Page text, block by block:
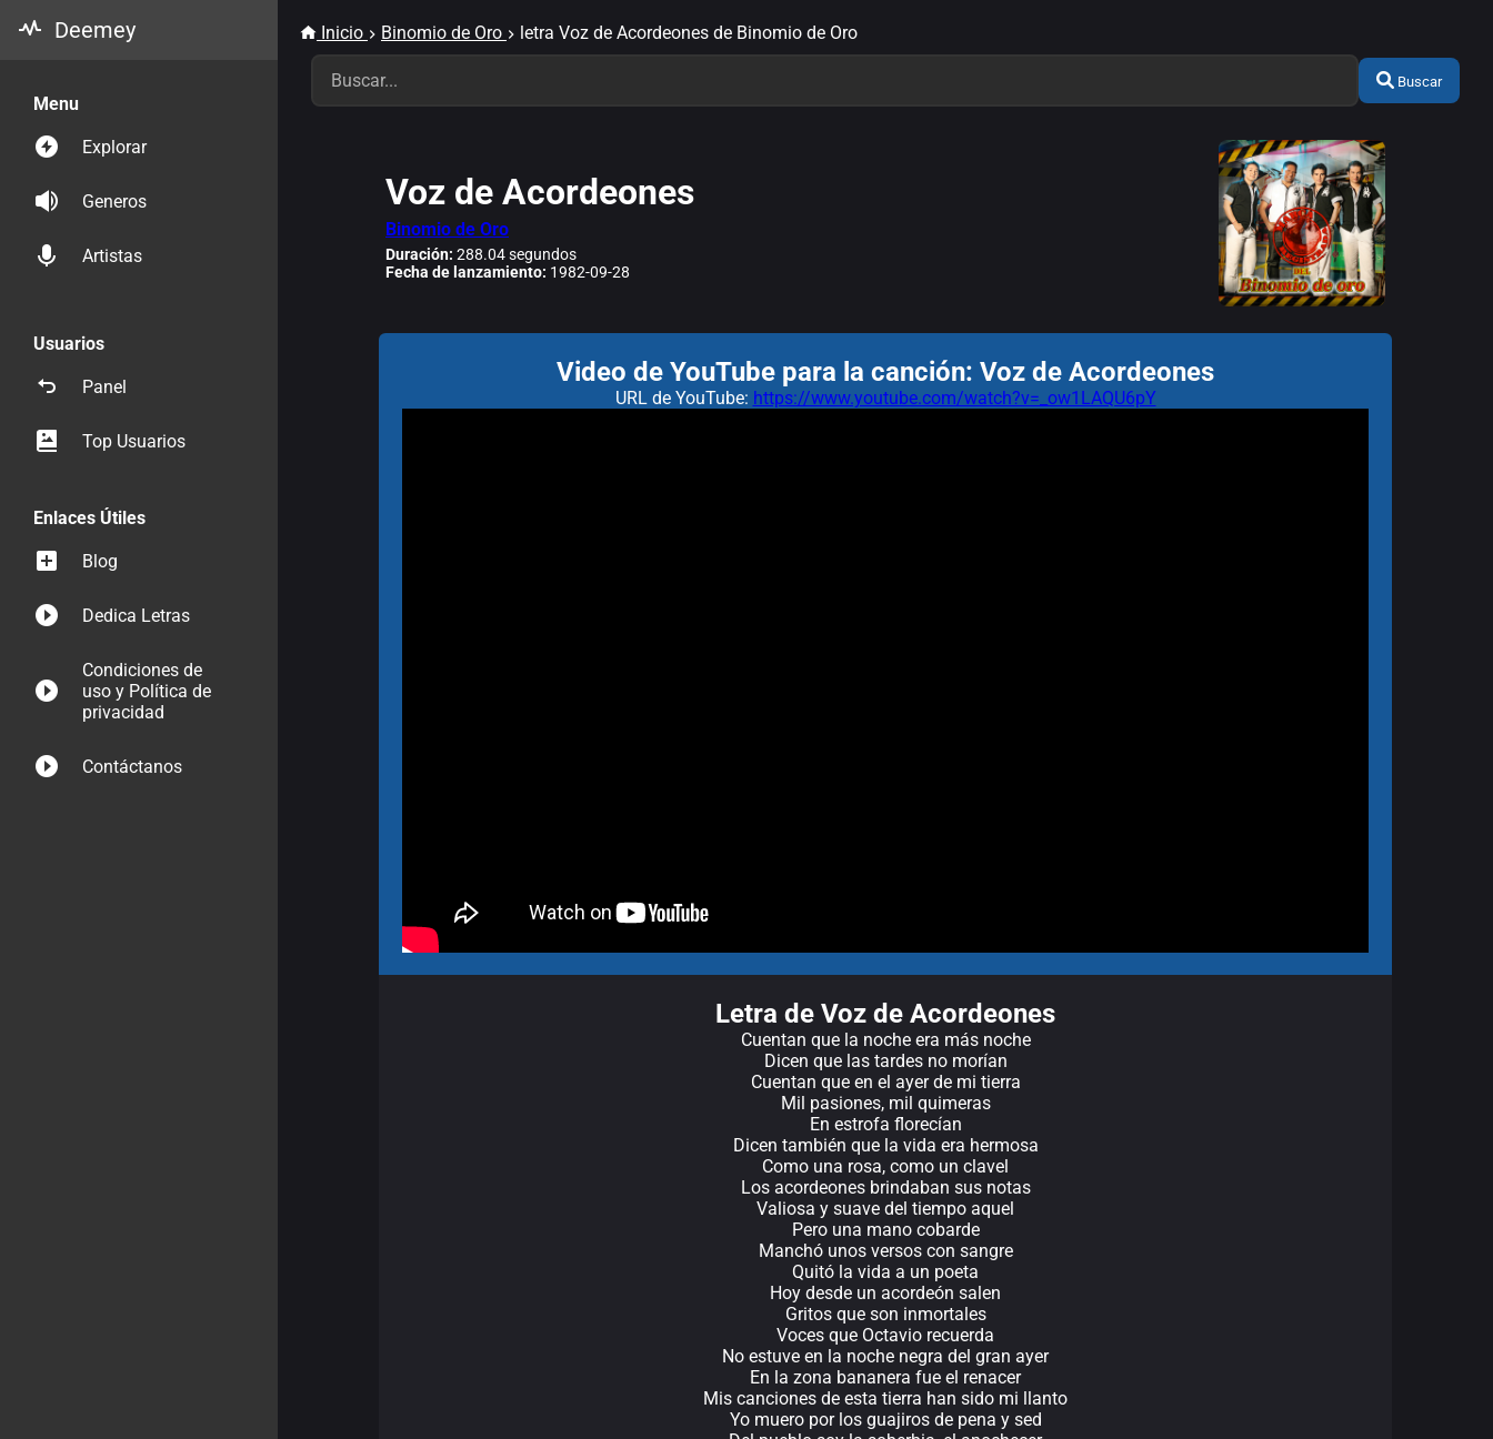
Deemey
Menu
Explorar
Generos
Artistas
Usuarios
Panel
Top Usuarios
Enlaces Útiles
Blog
Dedica Letras
Condiciones de
uso y Política de
privacidad
Contáctanos
Inicio Binomio de Oro letra Voz de Acordeones de Binomio de Oro
Buscar
Voz de Acordeones
Binomio de Oro
Duración: 288.04 segundos
Fecha de lanzamiento: 1982-09-28
Video de YouTube para la canción: Voz de Acordeones
URL de YouTube: https://www.youtube.com/watch?v=_ow1LAQU6pY
Letra de Voz de Acordeones
Cuentan que la noche era más noche
Dicen que las tardes no morían
Cuentan que en el ayer de mi tierra
Mil pasiones, mil quimeras
En estrofa florecían
Dicen también que la vida era hermosa
Como una rosa, como un clavel
Los acordeones brindaban sus notas
Valiosa y suave del tiempo aquel
Pero una mano cobarde
Manchó unos versos con sangre
Quitó la vida a un poeta
Hoy desde un acordeón salen
Gritos que son inmortales
Voces que Octavio recuerda
No estuve en la noche negra del gran ayer
En la zona bananera fue el renacer
Mis canciones de esta tierra han sido mi llanto
Yo muero por los guajiros de pena y sed